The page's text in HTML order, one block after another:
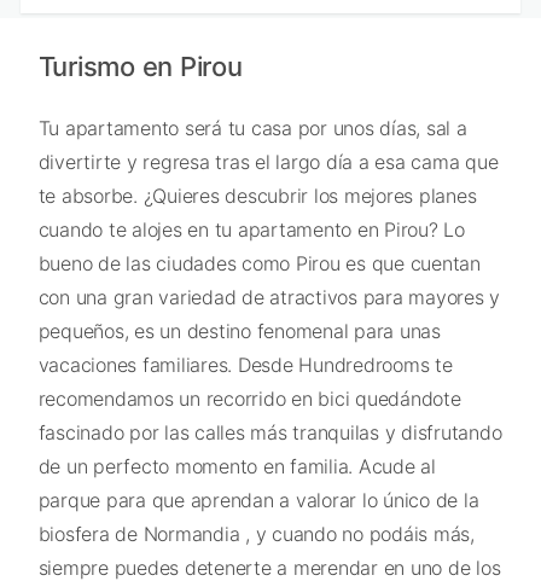
Turismo en Pirou
Tu apartamento será tu casa por unos días, sal a
divertirte y regresa tras el largo día a esa cama que
te absorbe. ¿Quieres descubrir los mejores planes
cuando te alojes en tu apartamento en Pirou? Lo
bueno de las ciudades como Pirou es que cuentan
con una gran variedad de atractivos para mayores y
pequeños, es un destino fenomenal para unas
vacaciones familiares. Desde Hundredrooms te
recomendamos un recorrido en bici quedándote
fascinado por las calles más tranquilas y disfrutando
de un perfecto momento en familia. Acude al
parque para que aprendan a valorar lo único de la
biosfera de Normandia , y cuando no podáis más,
siempre puedes detenerte a merendar en uno de los